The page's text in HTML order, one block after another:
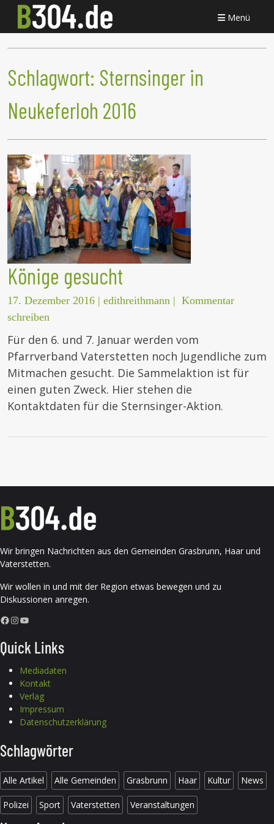
Menü
Schlagwort: Sternsinger in
Neukeferloh 2016
Könige gesucht
17. Dezember 2016 | edithreithmann | Kommentar
schreiben
Für den 6. und 7. Januar werden vom
Pfarrverband Vaterstetten noch Jugendliche zum
Mitmachen gesucht. Die Sammelaktion ist für
einen guten Zweck. Hier stehen die
Kontaktdaten für die Sternsinger-Aktion.
Wir bringen Nachrichten aus den Gemeinden Grasbrunn, Haar und
Vaterstetten.
Wir wollen in und mit der Region etwas bewegen und zu
Diskussionen anregen.
Facebook InstagramYouTube
Quick Links
Mediadaten
Kontakt
Verlag
Impressum
Datenschutzerklärung
Schlagwörter
Alle Artikel Alle Gemeinden Grasbrunn Haar Kultur News
Polizei Sport Vaterstetten Veranstaltungen